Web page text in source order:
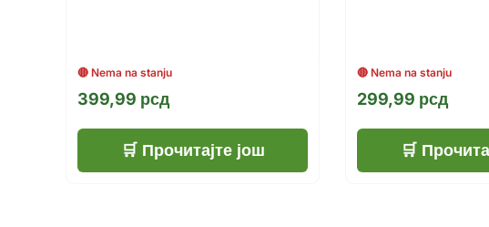
399,99 рсд
Прочитајте још
299,99 рсд